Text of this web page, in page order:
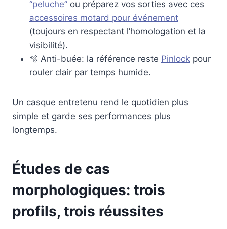
“peluche” ou préparez vos sorties avec ces
accessoires motard pour événement
(toujours en respectant l’homologation et la
visibilité).
🫧 Anti-buée: la référence reste Pinlock pour
rouler clair par temps humide.
Un casque entretenu rend le quotidien plus
simple et garde ses performances plus
longtemps.
Études de cas
morphologiques: trois
profils, trois réussites